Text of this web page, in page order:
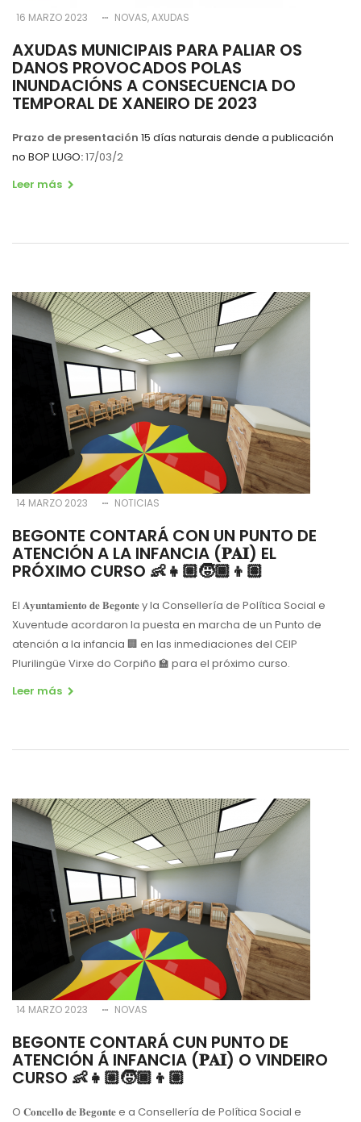
16 MARZO 2023 NOVAS AXUDAS
AXUDAS MUNICIPAIS PARA PALIAR OS
DANOS PROVOCADOS POLAS
INUNDACIÓNS A CONSECUENCIA DO
TEMPORAL DE XANEIRO DE 2023
Prazo de presentación 15 días naturais dende a publicación
no BOP LUGO:17/03/2
Leer más
14 MARZO 2023 NOTICIAS
BEGONTE CONTARÁ CON UN PUNTO DE
ATENCIÓN A LA INFANCIA (𝐏𝐀𝐈) EL
PRÓXIMO CURSO 👶👧🏼🧒🏾👦🏽
El 𝐀𝐲𝐮𝐧𝐭𝐚𝐦𝐢𝐞𝐧𝐭𝐨 𝐝𝐞 𝐁𝐞𝐠𝐨𝐧𝐭𝐞 y la Consellería de Política Social e
Xuventude acordaron la puesta en marcha de un Punto de
atención a la infancia 🏢 en las inmediaciones del CEIP
Plurilingüe Virxe do Corpiño 🏫 para el próximo curso.
Leer más
14 MARZO 2023 NOVAS
BEGONTE CONTARÁ CUN PUNTO DE
ATENCIÓN Á INFANCIA (𝐏𝐀𝐈) O VINDEIRO
CURSO 👶👧🏼🧒🏾👦🏽
O 𝐂𝐨𝐧𝐜𝐞𝐥𝐥𝐨 𝐝𝐞 𝐁𝐞𝐠𝐨𝐧𝐭𝐞 e a Consellería de Política Social e